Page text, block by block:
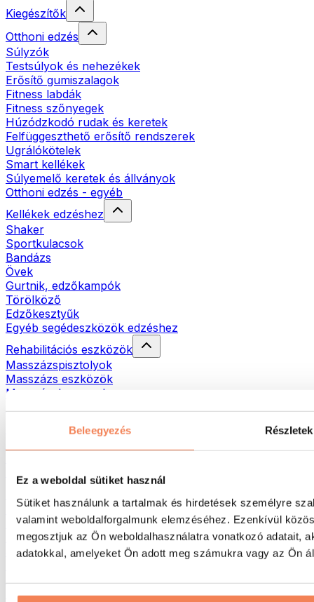
Beleegyezés Részletek
Ez a weboldal sütiket használ
Sütiket használunk a tartalmak és hirdetések személyre
valamint weboldalforgalmunk elemzéséhez. Ezenkívül
megosztjuk az Ön weboldalhasználatra vonatkozó adatait,
adatokkal, amelyeket Ön adott meg számukra vagy az Ön
Kiegészítők
Otthoni edzés
Súlyzók
Testsúlyok és nehezékek
Erősítő gumiszalagok
Fitness labdák
Fitness szőnyegek
Húzódzkodó rudak és keretek
Felfüggeszthető erősítő rendszerek
Ugrálókötelek
Smart kellékek
Súlyemelő keretek és állványok
Otthoni edzés - egyéb
Kellékek edzéshez
Shaker
Sportkulacsok
Bandázs
Övek
Gurtnik, edzőkampók
Törölköző
Edzőkesztyűk
Egyéb segédeszközök edzéshez
Rehabilitációs eszközök
Masszázspisztolyok
Masszázs eszközök
Masszázshengerek
Táskák & hátizsákok
Hátizsákok
Futás
Küzdősportok
Kerékpározás
Jóga és pilates
Úszás
Túrázás